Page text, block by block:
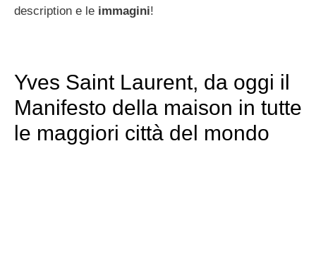
description e le immagini!
Yves Saint Laurent, da oggi il
Manifesto della maison in tutte
le maggiori città del mondo